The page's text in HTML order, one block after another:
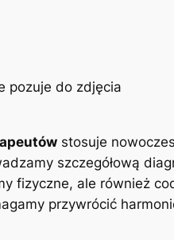
stosuje
szczegółową
fizyczne, ale również
przywrócić